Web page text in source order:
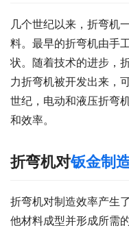
几个世纪以来，折弯机
料。最早的折弯机由手
状。随着技术的进步，
力折弯机被开发出来，
世纪，电动和液压折弯
和效率。
折弯机对钣金制
折弯机对制造效率产生
他材料成型并形成所需